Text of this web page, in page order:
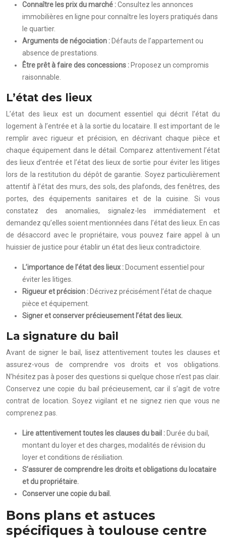
Connaître les prix du marché :Consultez les annonces
immobilières en ligne pour connaître les loyers pratiqués dans
le quartier.
Arguments de négociation : Défauts de l’appartement ou
absence de prestations.
Être prêt à faire des concessions : Proposez un compromis
raisonnable.
L’état des lieux
L’état des lieux est un document essentiel qui décrit l’état du
logement à l’entrée et à la sortie du locataire. Il est important de le
remplir avec rigueur et précision, en décrivant chaque pièce et
chaque équipement dans le détail. Comparez attentivement l’état
des lieux d’entrée et l’état des lieux de sortie pour éviter les litiges
lors de la restitution du dépôt de garantie. Soyez particulièrement
attentif à l’état des murs, des sols, des plafonds, des fenêtres, des
portes, des équipements sanitaires et de la cuisine. Si vous
constatez des anomalies, signalez-les immédiatement et
demandez qu’elles soient mentionnées dans l’état des lieux. En cas
de désaccord avec le propriétaire, vous pouvez faire appel à un
huissier de justice pour établir un état des lieux contradictoire.
L’importance de l’état des lieux : Document essentiel pour
éviter les litiges.
Rigueur et précision : Décrivez précisément l’état de chaque
pièce et équipement.
Signer et conserver précieusement l’état des lieux.
La signature du bail
Avant de signer le bail, lisez attentivement toutes les clauses et
assurez-vous de comprendre vos droits et vos obligations.
N’hésitez pas à poser des questions si quelque chose n’est pas clair.
Conservez une copie du bail précieusement, car il s’agit de votre
contrat de location. Soyez vigilant et ne signez rien que vous ne
comprenez pas.
Lire attentivement toutes les clauses du bail : Durée du bail,
montant du loyer et des charges, modalités de révision du
loyer et conditions de résiliation.
S’assurer de comprendre les droits et obligations du locataire
et du propriétaire.
Conserver une copie du bail.
Bons plans et astuces
spécifiques à toulouse centre